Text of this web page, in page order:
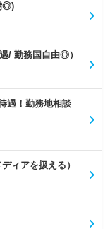
◎)
/ 勤務国自由◎）
遇！勤務地相談
ィアを扱える）